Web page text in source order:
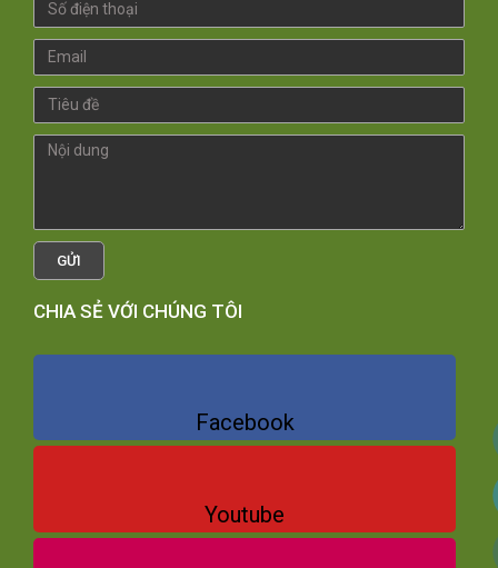
GỬI
CHIA SẺ VỚI CHÚNG TÔI
Facebook
Youtube